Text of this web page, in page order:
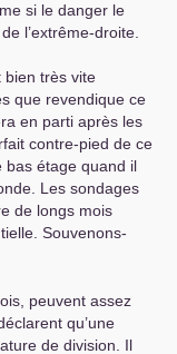
si le danger le
l’extrême-droite.
bien très vite
que revendique ce
en parti après les
contre-pied de ce
bas étage quand il
Les sondages
de longs mois
Souvenons-
peuvent assez
qu’une
de division. Il